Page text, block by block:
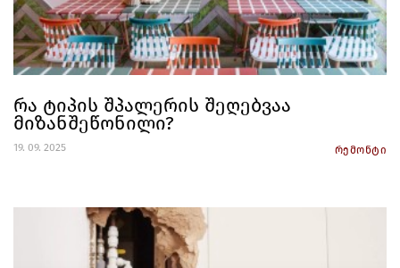
რა ტიპის შპალერის შეღებვაა
მიზანშეწონილი?
19. 09. 2025 რემონტი